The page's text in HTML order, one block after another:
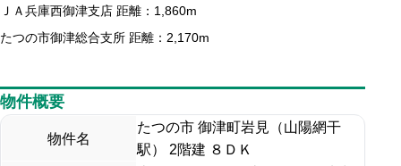
ＪＡ兵庫西御津支店 距離：1,860m
たつの市御津総合支所 距離：2,170m
物件概要
物件名
たつの市 御津町岩見（山陽網干
駅） 2階建 ８ＤＫ